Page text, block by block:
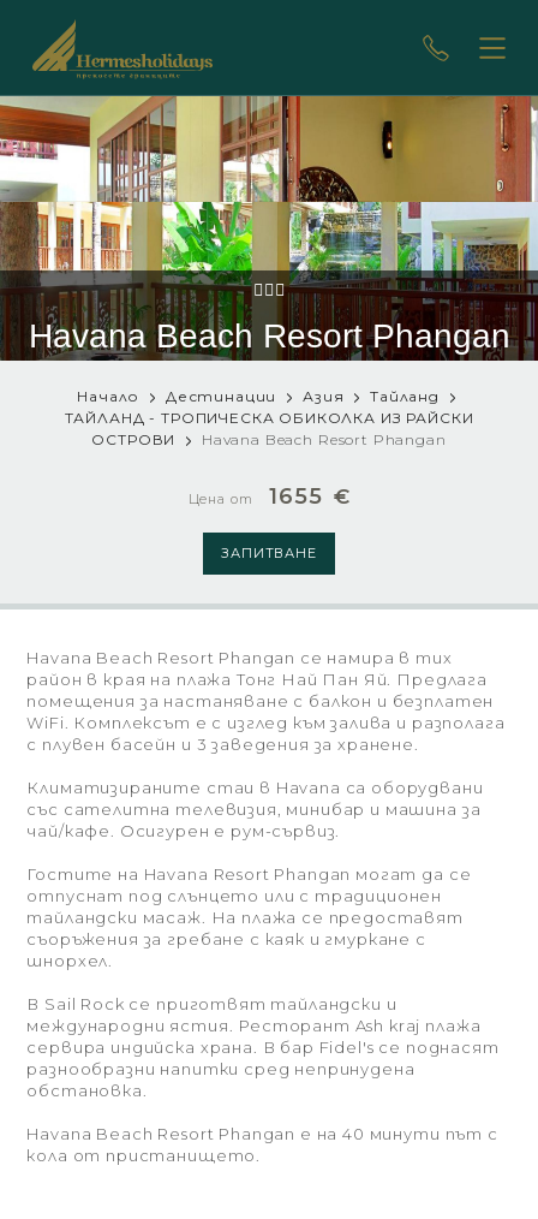
Havana Beach Resort Phangan
Начало Дестинации Азия
Тайланд
ТАЙЛАНД - ТРОПИЧЕСКА ОБИКОЛКА ИЗ РАЙСКИ
ОСТРОВИ
Havana Beach Resort Phangan
Цена от 1655 €
ЗАПИТВАНЕ
Havana Beach Resort Phangan се намира в тих
район в края на плажа Тонг Най Пан Яй. Предлага
помещения за настаняване с балкон и безплатен
WiFi. Комплексът е с изглед към залива и разполага
с плувен басейн и 3 заведения за хранене.
Климатизираните стаи в Havana са оборудвани
със сателитна телевизия, минибар и машина за
чай/кафе. Осигурен е рум-сървиз.
Гостите на Havana Resort Phangan могат да се
отпуснат под слънцето или с традиционен
тайландски масаж. На плажа се предоставят
съоръжения за гребане с каяк и гмуркане с
шнорхел.
В Sail Rock се приготвят тайландски и
международни ястия. Ресторант Ash kraj плажа
сервира индийска храна. В бар Fidel's се поднасят
разнообразни напитки сред непринудена
обстановка.
Havana Beach Resort Phangan е на 40 минути път с
кола от пристанището.